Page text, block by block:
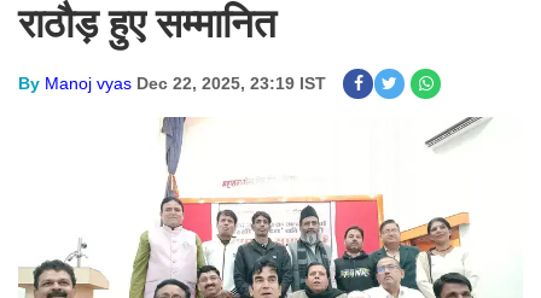
राठौड़ हुए सम्मानित​​​​​​
By Manoj vyas Dec 22, 2025, 23:19 IST